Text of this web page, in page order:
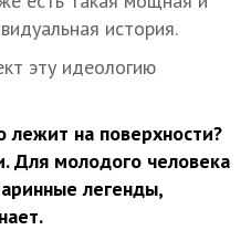
история.
эту идеологию
на поверхности?
Для молодого человека
легенды,